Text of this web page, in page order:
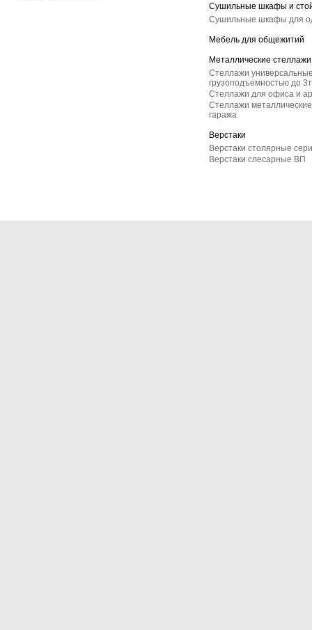
Сушильные шкафы и
Сушильные шкафы для
Мебель для общежитий
Металлические стеллажи
Стеллажи
грузоподъемностью до
Стеллажи для офиса и
Стеллажи
гаража
Верстаки
Верстаки столярные
Верстаки слесарные ВП